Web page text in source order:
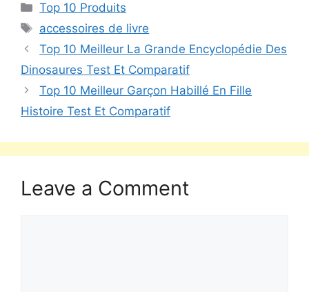
Top 10 Produits
accessoires de livre
Top 10 Meilleur La Grande Encyclopédie Des
Dinosaures Test Et Comparatif
Top 10 Meilleur Garçon Habillé En Fille
Histoire Test Et Comparatif
Leave a Comment